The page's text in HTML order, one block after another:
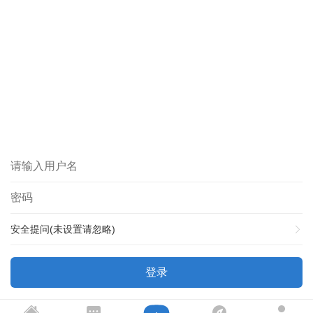
安全提问(未设置请忽略)
登录